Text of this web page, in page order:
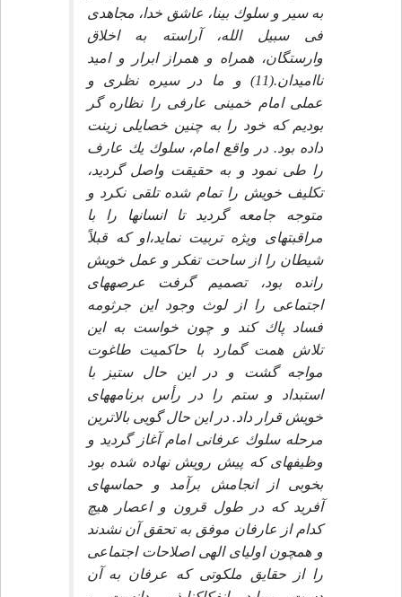
به سير و سلوك بينا، عاشق خدا، مجاهدى
فى سبيل الله، آراسته به اخلاق
وارستگان، همراه و همراز ابرار و اميد
نااميدان.(11) و ما در سيره نظرى و
عملى امام خمينى عارفى را نظاره گر
بوديم كه خود را به چنين خصايلى زينت
داده بود. در واقع امام، سلوك يك عارف
را طى نمود و به حقيقت واصل گرديد،
تكليف خويش را تمام شده تلقى نكرد و
متوجه جامعه گرديد تا انسان‏ها را با
مراقبت‏هاى ويژه تربيت نمايد،او كه قبلاً
شيطان را از ساحت تفكر و عمل خويش
رانده بود، تصميم گرفت عرصه‏هاى
اجتماعى را از لوث وجود اين جرثومه
فساد پاك كند و چون خواست به اين
تلاش همت گمارد با حاكميت طاغوت
مواجه گشت و در اين حال ستيز با
استبداد و ستم را در رأس برنامه‏هاى
خويش قرار داد. در اين حال گويى بالاترين
مرحله سلوك عرفانى امام آغاز گرديد و
وظيفه‏اى كه پيش رويش نهاده شده بود
بخوبى از انجامش برآمد و حماسه‏اى
آفريد كه در طول قرون و اعصار هيچ
كدام از عارفان موفق به تحقق آن نشدند
و همچون اولياى الهى اصلاحات اجتماعى
را از حقايق ملكوتى كه عرفان به آن